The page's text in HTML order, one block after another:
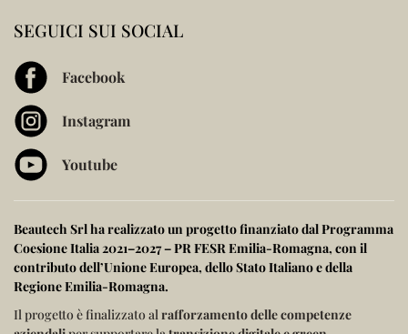
SEGUICI SUI SOCIAL
Facebook
Instagram
Youtube
Beautech Srl ha realizzato un progetto finanziato dalProgramma
Coesione Italia 2021–2027 – PR FESR Emilia-Romagna, con il
contributo dell’Unione Europea, delloStato Italianoe della
Regione Emilia-Romagna.
Il progetto è finalizzato alrafforzamento delle competenze